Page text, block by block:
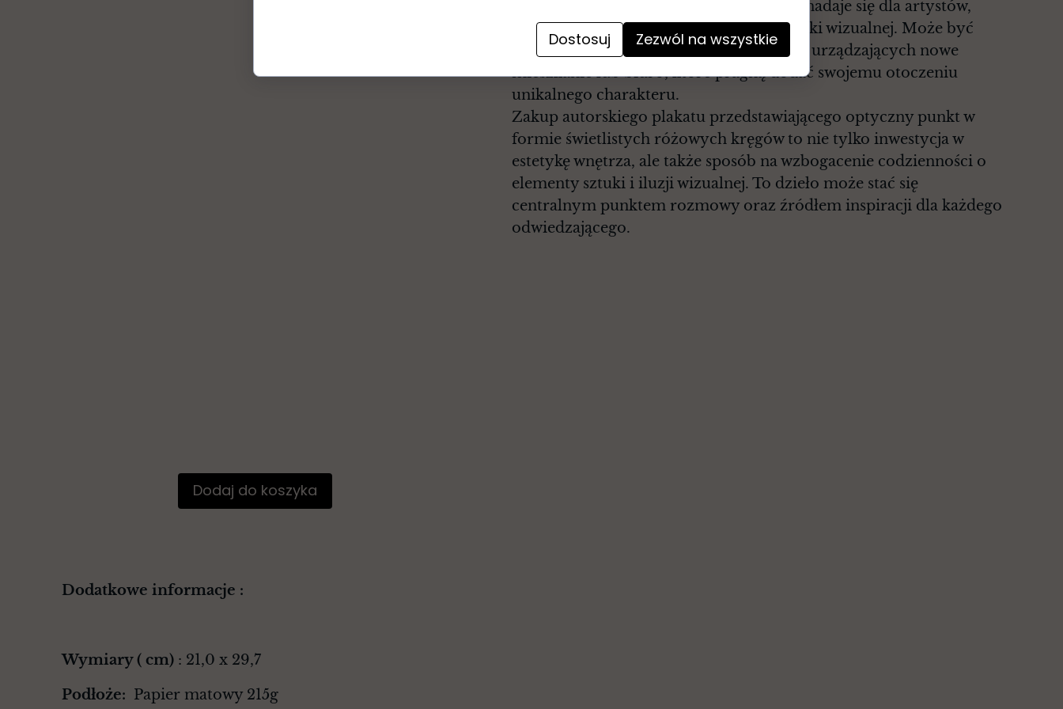
Dodaj do koszyka
sztukę nowoczesną oraz design. Idealnie nadaje się dla artystów,
projektantów wnętrz czy miłośników sztuki wizualnej. Może być
również świetnym upominkiem dla osób urządzających nowe
mieszkanie lub biuro, które pragną dodać swojemu otoczeniu
unikalnego charakteru.
Zakup autorskiego plakatu przedstawiającego optyczny punkt w
formie świetlistych różowych kręgów to nie tylko inwestycja w
estetykę wnętrza, ale także sposób na wzbogacenie codzienności o
elementy sztuki i iluzji wizualnej. To dzieło może stać się
centralnym punktem rozmowy oraz źródłem inspiracji dla każdego
odwiedzającego.
Dodatkowe informacje :
Wymiary ( cm) : 21,0 x 29,7
Podłoże: Papier matowy 215g
Dostosuj Zezwól na wszystkie